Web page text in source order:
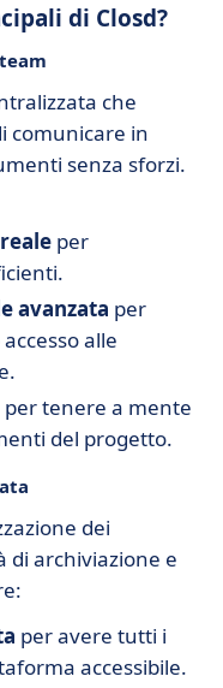
di Closd?
che
comunicare in
senza sforzi.
per
avanzata per
alle
per tenere a mente
del progetto.
dei
di archiviazione e
per avere tutti i
accessibile.